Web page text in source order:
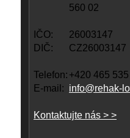
560 02
IČO:
26003147
DIČ:
CZ26003147
Telefon: +420 465
E-mail: info@rehak-
Kontaktujte nás > >